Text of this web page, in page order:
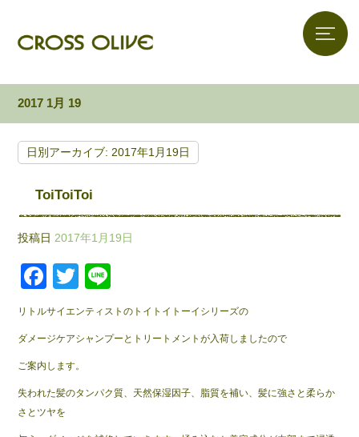
2017 1月 19
日別アーカイブ: 2017年1月19日
ToiToiToi
投稿日 2017年1月19日
F
a
c
e
b
o
o
T
wi
er
n
e
リトルサイエンティストのトイトイトーイシリーズの
ダメージケアシャンプーとトリートメントが入荷しましたので
ご案内します。
失われた髪のタンパク質、天然保湿因子、脂質を補い、髪に強さと柔らか
さとツヤを